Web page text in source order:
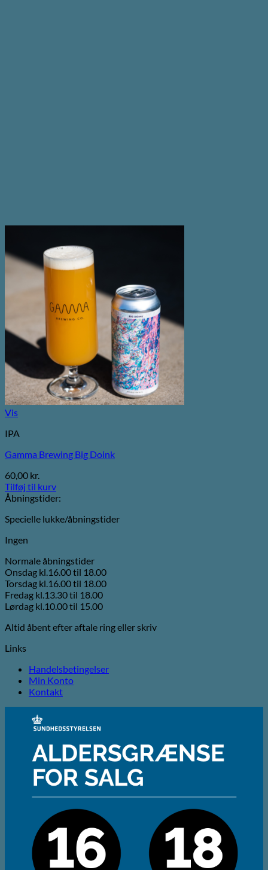
Vis
IPA
Gamma Brewing Big Doink
60,00 kr.
Tilføj til kurv
Åbningstider:
Specielle lukke/åbningstider
Ingen
Normale åbningstider
Onsdag kl.16.00 til 18.00
Torsdag kl.16.00 til 18.00
Fredag kl.13.30 til 18.00
Lørdag kl.10.00 til 15.00
Altid åbent efter aftale ring eller skriv
Links
Handelsbetingelser
Min Konto
Kontakt